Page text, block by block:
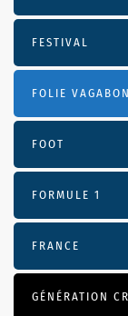
FESTIVAL
FOLIE
FOOT
FORMULE 1
FRANCE
GÉNÉRATION